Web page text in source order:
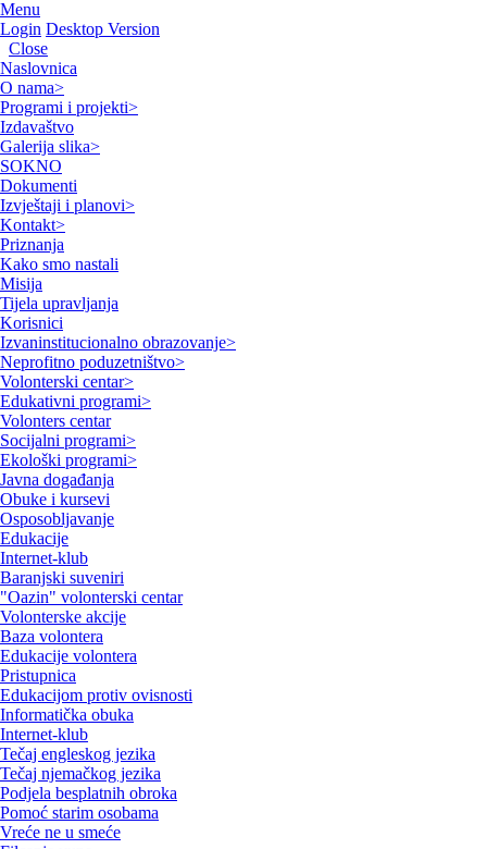
Menu
Login Desktop Version
Close
Naslovnica
O nama>
Programi i projekti>
Izdavaštvo
Galerija slika>
SOKNO
Dokumenti
Izvještaji i planovi>
Kontakt>
Priznanja
Kako smo nastali
Misija
Tijela upravljanja
Korisnici
Izvaninstitucionalno obrazovanje>
Neprofitno poduzetništvo>
Volonterski centar>
Edukativni programi>
Volonters centar
Socijalni programi>
Ekološki programi>
Javna događanja
Obuke i kursevi
Osposobljavanje
Edukacije
Internet-klub
Baranjski suveniri
"Oazin" volonterski centar
Volonterske akcije
Baza volontera
Edukacije volontera
Pristupnica
Edukacijom protiv ovisnosti
Informatička obuka
Internet-klub
Tečaj engleskog jezika
Tečaj njemačkog jezika
Podjela besplatnih obroka
Pomoć starim osobama
Vreće ne u smeće